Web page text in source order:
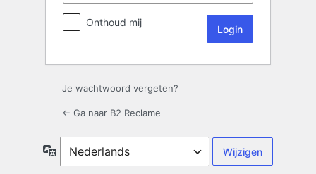
Onthoud mij
Je wachtwoord vergeten?
← Ga naar B2 Reclame
Taal